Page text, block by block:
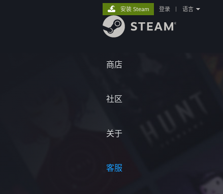
商店
社区
关于
客服
安装 Steam 登录 语言